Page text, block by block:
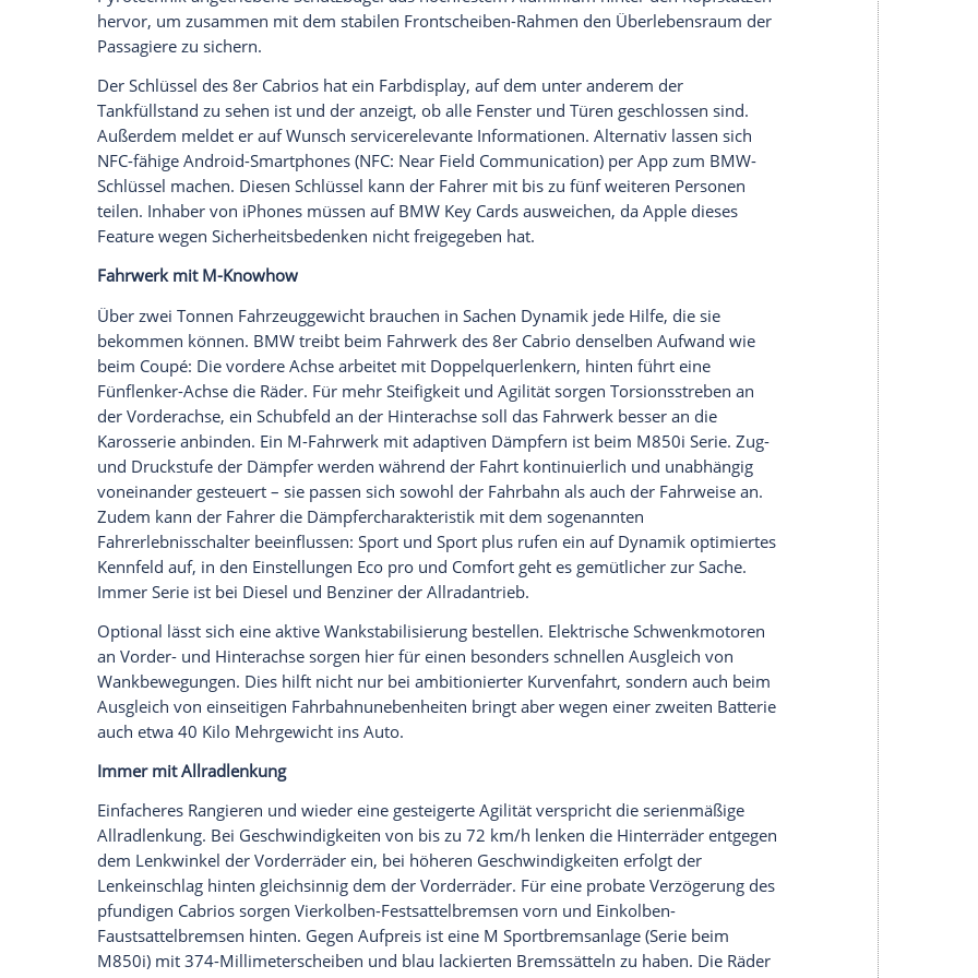
Luxus ist im Innenraum Serie
Zum Oberklasse-Cabrio lässt sich zwar viel dazubestellen, aber die Serienausstattung ist
auch nicht gerade mager: Mit Walknappa bezogene Sport-Ledersitze, ein Sport-
Lederlenkrad mit Mulitfunktion, Schaltwippen, Ambiente-Licht, das Head-up Display, eine
automatische Heckklappenbetätigung und ein Surround-Sound-System mit zwölf
Lautsprechern von Harman Kardon ist grundsätzlich mit an Bord. Wem dieser Sound nicht
reicht: Optional gibt es Klänge von einer Bowers-&-Wilkins-Anlage. Das System arbeitet mit
einem 16-Kanal-1.375-Watt-Verstärker und dynamischem Equalizing.
Die Cockpits vonCoupéundCabriosind identisch. PerAufpreisgibt es edles Holz,
Klavierlack und Metallgewebe. Der Startknopf, der Dreh-Drücksteller und der Knauf des
Gangwahlhebels (mit eingelaserter „8“) funkeln optional aus Kristall.
Jetzt auch mit Nackenföhn
Während die SitzheizungSerieist, gibt es gegenAufpreis ein Wärmekomfort-Paket
(beheizte Armauflagen in den Türen und in der Mittelkonsole sowie eine Lenkradheizung).
Auch eine Nackenheizung kostet extra, während das Windschott im Basispreis enthalten
ist. Und ob offen oder geschlossen: Droht dem 8erCabrioein Überschlag, schießen durch
Pyrotechnik angetriebene Schutzbügel aus hochfestem Aluminium hinter den Kopfstützen
hervor, um zusammen mit dem stabilen Frontscheiben-Rahmen den Überlebensraum der
Passagiere zu sichern.
Der Schlüssel des 8erCabrioshat ein Farbdisplay, auf dem unter anderem der
Tankfüllstand zu sehen ist und der anzeigt, ob alle Fenster und Türen geschlossen sind.
Außerdem meldet er auf Wunsch servicerelevante Informationen. Alternativ lassen sich
NFC-fähige Android-Smartphones (NFC: Near Field Communication) per App zum BMW-
Schlüssel machen. Diesen Schlüssel kann der Fahrer mit bis zu fünf weiteren Personen
teilen. Inhaber von iPhones müssen aufBMWKey Cards ausweichen, da Apple dieses
Feature wegen Sicherheitsbedenken nicht freigegeben hat.
Fahrwerk mit M-Knowhow